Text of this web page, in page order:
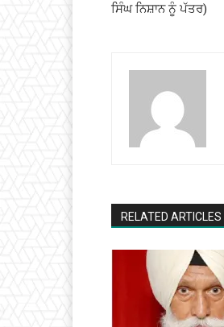
ਸਿੰਘ ਨਿਸ਼ਾਨ ਨੂੰ ਪੱਤਰ)
RELATED ARTICLES